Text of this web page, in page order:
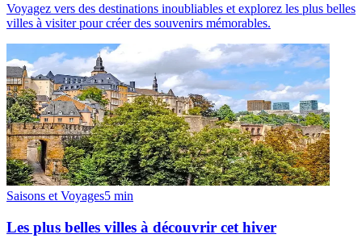
Voyagez vers des destinations inoubliables et explorez les plus belles
villes à visiter pour créer des souvenirs mémorables.
Saisons et Voyages5 min
Les plus belles villes à découvrir cet hiver